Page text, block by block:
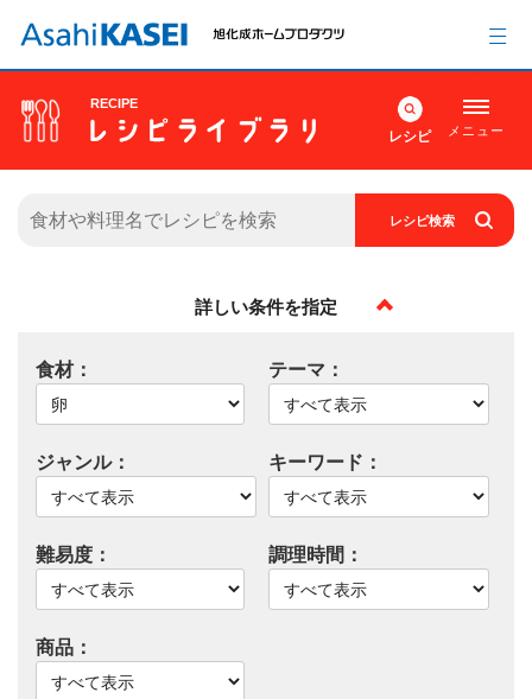
RECIPE
レシピ メニュー
レシピ検索
詳しい条件を指定
食材： テーマ：
ジャンル： キーワード：
難易度： 調理時間：
商品：